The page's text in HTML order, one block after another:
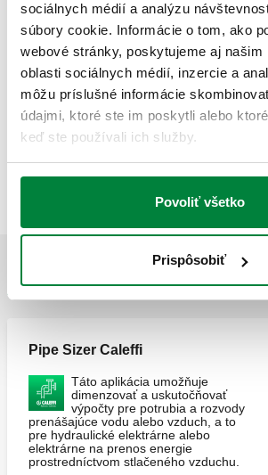
sociálnych médií a analýzu
súbory cookie. Informácie o tom, ako
webové stránky, poskytujeme aj našim
oblasti sociálnych médií, inzercie a
môžu príslušné informácie
údajmi, ktoré ste im poskytli alebo
keď ste používali ich služby.
Povoliť všetko
Prispôsobiť
570915 0,4 l
Zobraziť
CALEFFI, 570915, C3 FAST CLEANER.
CLEANER. Odstraňuje špinu, vodný
APLIKÁCIE
Pipe Sizer Caleffi
Táto aplikácia umožňuje
dimenzovať a uskutočňovať
výpočty pre potrubia a rozvody
prenášajúce vodu alebo vzduch, a to
pre hydraulické elektrárne alebo
elektrárne na prenos energie
prostredníctvom stlačeného vzduchu.